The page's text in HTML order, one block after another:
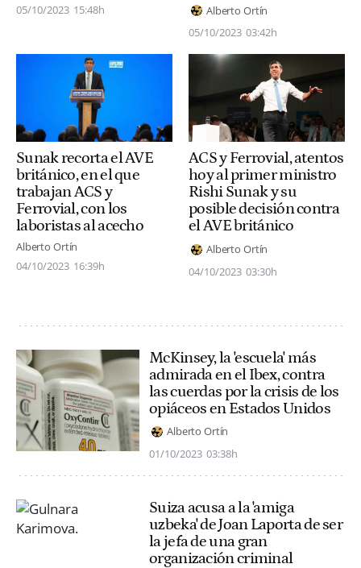
05/10/2023 15:48h
Alberto Ortín
05/10/2023 03:42h
Sunak recorta el AVE
británico, en el que
trabajan ACS y
Ferrovial, con los
laboristas al acecho
Alberto Ortín
04/10/2023 16:39h
ACS y Ferrovial, atentos
hoy al primer ministro
Rishi Sunak y su
posible decisión contra
el AVE británico
Alberto Ortín
04/10/2023 03:30h
McKinsey, la 'escuela' más
admirada en el Ibex, contra
las cuerdas por la crisis de los
opiáceos en Estados Unidos
Alberto Ortín
01/10/2023 03:38h
Suiza acusa a la 'amiga
uzbeka' de Joan Laporta de ser
la jefa de una gran
organización criminal